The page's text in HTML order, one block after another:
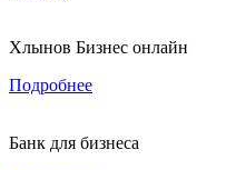
Хлынов Бизнес онлайн
Подробнее
Банк для бизнеса